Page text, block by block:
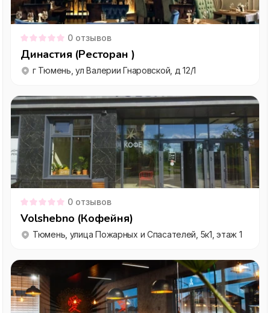
0 отзывов
Династия (Ресторан )
г Тюмень, ул Валерии Гнаровской, д 12/1
0 отзывов
Volshebno (Кофейня)
Тюмень, улица Пожарных и Спасателей, 5к1, этаж 1